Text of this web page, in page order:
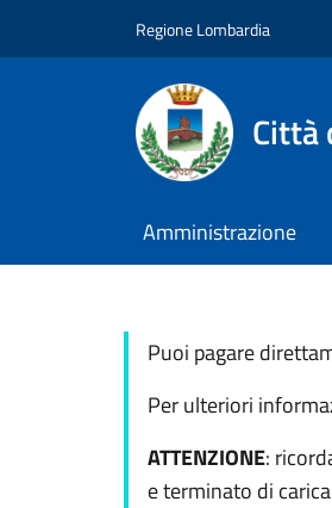
Regione Lombardia
Città
Amministrazione
Puoi pagare
Per ulteriori
ATTENZIONE:
e terminato di